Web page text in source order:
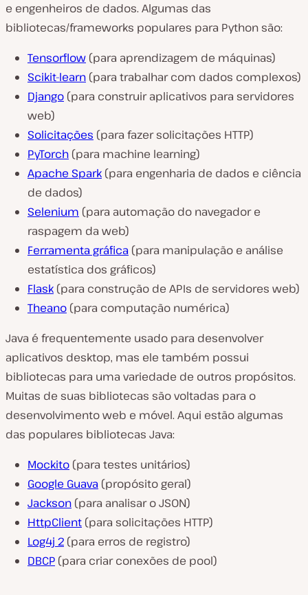
e engenheiros de dados. Algumas das
bibliotecas/frameworks populares para Python são:
Tensorflow (para aprendizagem de máquinas)
Scikit-learn (para trabalhar com dados complexos)
Django (para construir aplicativos para servidores
web)
Solicitações (para fazer solicitações HTTP)
PyTorch (para machine learning)
Apache Spark (para engenharia de dados e ciência
de dados)
Selenium (para automação do navegador e
raspagem da web)
Ferramenta gráfica (para manipulação e análise
estatística dos gráficos)
Flask (para construção de APIs de servidores web)
Theano (para computação numérica)
Java é frequentemente usado para desenvolver
aplicativos desktop, mas ele também possui
bibliotecas para uma variedade de outros propósitos.
Muitas de suas bibliotecas são voltadas para o
desenvolvimento web e móvel. Aqui estão algumas
das populares bibliotecas Java:
Mockito (para testes unitários)
Google Guava (propósito geral)
Jackson (para analisar o JSON)
HttpClient (para solicitações HTTP)
Log4j 2 (para erros de registro)
DBCP (para criar conexões de pool)